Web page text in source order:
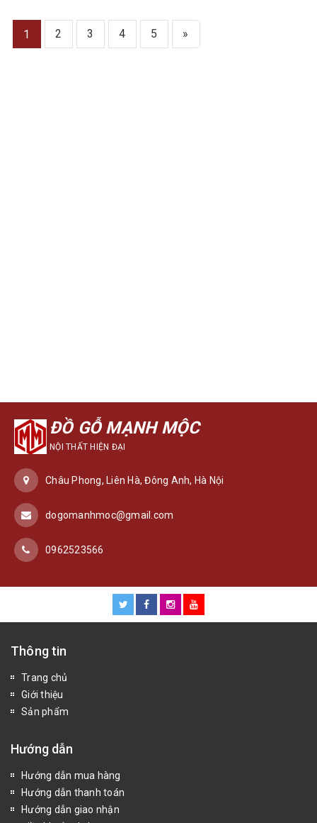
1 2 3 4 5 »
ĐỒ GỖ MẠNH MỘC
NỘI THẤT HIỆN ĐẠI
Châu Phong, Liên Hà, Đông Anh, Hà Nội
dogomanhmoc@gmail.com
0962523566
Thông tin
Trang chủ
Giới thiệu
Sản phẩm
Hướng dẫn
Hướng dẫn mua hàng
Hướng dẫn thanh toán
Hướng dẫn giao nhận